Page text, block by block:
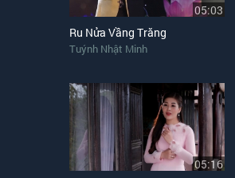
05:03
Ru Nửa Vầng Trăng
Tuýnh Nhật Minh
05:16